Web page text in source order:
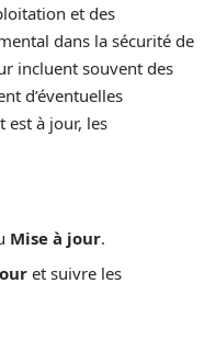
et des
dans la sécurité de
incluent souvent des
d’éventuelles
est à jour, les
Mise à jour.
et suivre les